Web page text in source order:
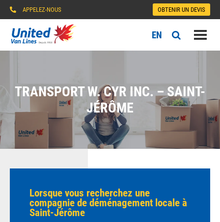
APPELEZ-NOUS OBTENIR UN DEVIS
EN
TRANSPORT W. CYR INC. – SAINT-
JÉRÔME
Lorsque vous recherchez une
compagnie de déménagement locale à
Saint-Jérôme